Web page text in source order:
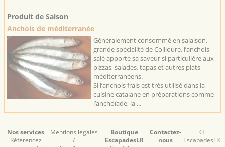
Produit de Saison
Anchois de méditerranée
Généralement consommé en salaison,
grande spécialité de Collioure, l’anchois
salé apporte sa saveur si particulière aux
pizzas, salades, tapas et autres plats
méditerranéens.
Si l’anchois frais est très utilisé dans la
cuisine catalane en préparations comme
l’anchoïade, la ...
Nos services
Référencez
Mentions légales
/
Boutique
EscapadesLR
Contactez-
nous
©
EscapadesLR